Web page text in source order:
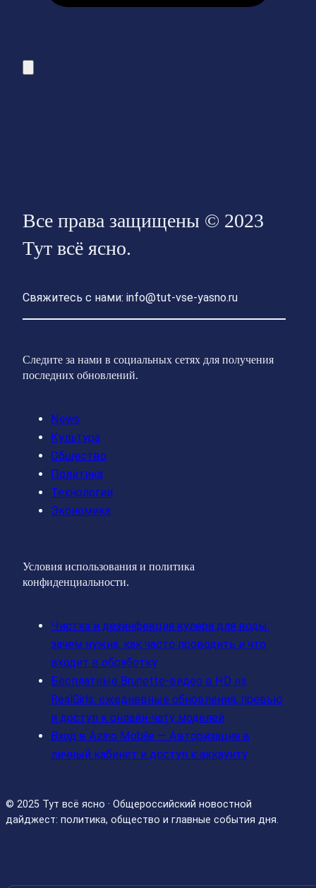
Все права защищены © 2023
Тут всё ясно.
Свяжитесь с нами: info@tut-vse-yasno.ru
Следите за нами в социальных сетях для получения
последних обновлений.
News
Культура
Общество
Политика
Технологии
Экономика
Условия использования и политика
конфиденциальности.
Чистка и дезинфекция кулера для воды:
зачем нужна, как часто проводить и что
входит в обработку
Бесплатные Brunette‑видео в HD на
RealGirls: ежедневные обновления, превью
и доступ к онлайн‑чату моделей
Вход в Azino Mobile — Авторизация в
личный кабинет и доступ к аккаунту
© 2025 Тут всё ясно · Общероссийский новостной
дайджест: политика, общество и главные события дня.